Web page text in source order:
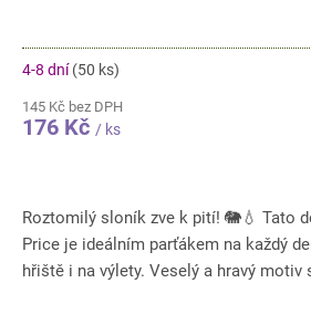
4-8 dní(50 ks)
145 Kč bez DPH
176 Kč / ks
Roztomilý sloník zve k pití! 🐘💧 Tato
Price je ideálním parťákem na každý
hřiště i na výlety. Veselý a hravý motiv